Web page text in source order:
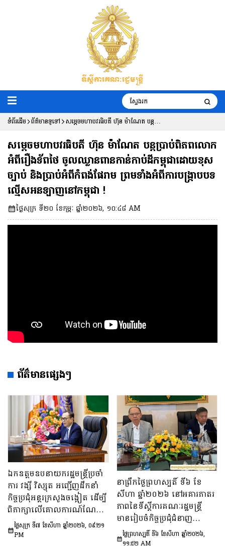
ទំព័រដើម ព័ត៌មានទូទៅ សម្តេចមហាបវរធិបតី ហ៊ុន ម៉ាណែត បន្តប្រាប់
ពិភពលោកអំពីរឿងទ័ពថៃ ចូលឈ្លានពានកាន់
កាប់ដីកម្ពុជាដោយខុសច្បាប់ និងប្រាប់អំពី
កំពង់ផែរាម ព្រមទាំងអំពីការបង្រ្កាបបទ
ល្មើសអនឡាញនៅកម្ពុជា !
សម្តេចមហាបវរធិបតី ហ៊ុន ម៉ាណែត បន្តប្រាប់ពិភពលោក
អំពីរឿងទ័ពថៃ ចូលឈ្លានពានកាន់កាប់ដីកម្ពុជាដោយខុស
ច្បាប់ និងប្រាប់អំពីកំពង់ផែរាម ព្រមទាំងអំពីការបង្រ្កាបបទ
ល្មើសអនឡាញនៅកម្ពុជា !
ថ្ងៃសុក្រ ទី២០ ខែកុម្ភៈ ឆ្នាំ២០២៦, ១០:៤៨ AM
ព័ត៌មានផ្សេងៗ
ឯកឧត្តមឧបនាយករដ្ឋមន្រ្តីប្រចាំ
ការ វង្សី វិស្សុត អញ្ជើញដឹកនាំ
កិច្ចប្រជុំអន្តរក្រសួងចង្អៀត ដើម្បី
ពិភាក្សាលើគោលការណ៍​ណែនាំ
ស្តីពីការរៀបចំប្រកាស ប្រកាស
អន្តរក្រសួង និងប្រកាសរួម របស់
ថ្ងៃសុក្រ ទី៧ ខែសីហា ឆ្នាំ២០២៦, ០៩:២១
PM
នាព្រឹកថ្ងៃព្រហស្បតិ៍ ទី៦ ខែ
សីហា ឆ្នាំ២០២៦ នៅអគារភាតរ
ភាពនៃទីស្តីការគណៈរដ្ឋមន្រ្តី
មានរៀបចំកិច្ចប្រជុំជំនាញ
បច្ចេកទេស ក្រោមអធិបតីភាព
ឯកឧត្តម សុក ផេង រដ្ឋលេខាធិ
ថ្ងៃព្រហស្បតិ៍ ទី៦ ខែសីហា ឆ្នាំ២០២៦,
១១:៥២ AM